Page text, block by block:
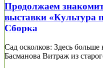
Продолжаем
выставки «Культура
Сборка
Сад осколков: Здесь больше
Басманова Витраж из